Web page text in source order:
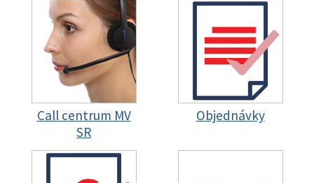
Call centrum MV
SR
Objednávky